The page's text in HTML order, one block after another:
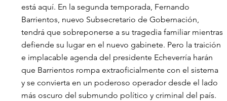
está aquí. En la segunda temporada, Fernando
Barrientos, nuevo Subsecretario de Gobernación,
tendrá que sobreponerse a su tragedia familiar mientras
defiende su lugar en el nuevo gabinete. Pero la traición
e implacable agenda del presidente Echeverría harán
que Barrientos rompa extraoficialmente con el sistema
y se convierta en un poderoso operador desde el lado
más oscuro del submundo político y criminal del país.